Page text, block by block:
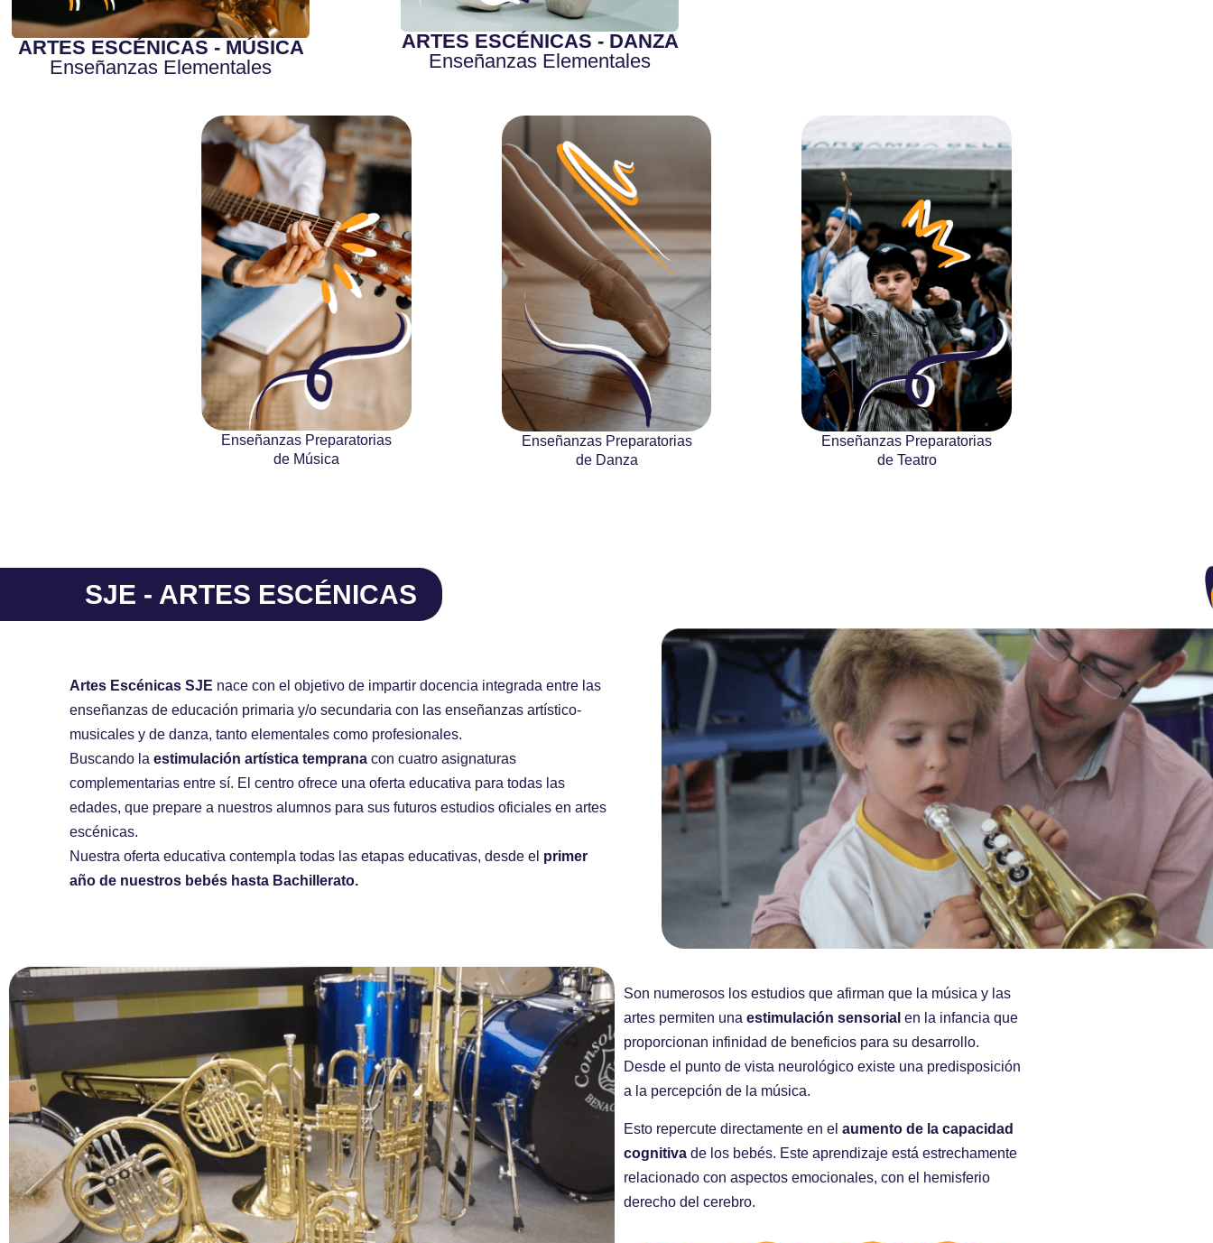
ARTES ESCÉNICAS - MÚSICA
Enseñanzas Elementales
ARTES ESCÉNICAS - DANZA
Enseñanzas Elementales
Enseñanzas Preparatorias
de Música
Enseñanzas Preparatorias
de Danza
Enseñanzas Preparatorias
de Teatro
SJE - ARTES ESCÉNICAS
Artes Escénicas SJE nace con el objetivo de impartir docencia integrada entre las
enseñanzas de educación primaria y/o secundaria con las enseñanzas artístico-
musicales y de danza, tanto elementales como profesionales.
Buscando la estimulación artística temprana con cuatro asignaturas
complementarias entre sí. El centro ofrece una oferta educativa para todas las
edades, que prepare a nuestros alumnos para sus futuros estudios oficiales en artes
escénicas.
Nuestra oferta educativa contempla todas las etapas educativas, desde el primer
año de nuestros bebés hasta Bachillerato.
Son numerosos los estudios que afirman que la música y las
artes permiten unaestimulación sensorialen la infancia que
proporcionan infinidad de beneficios para su desarrollo.
Desde el punto de vista neurológico existe una predisposición
a la percepción de la música.
Esto repercute directamente en elaumento de la capacidad
cognitiva de los bebés. Este aprendizaje está estrechamente
relacionado con aspectos emocionales, con el hemisferio
derecho del cerebro.